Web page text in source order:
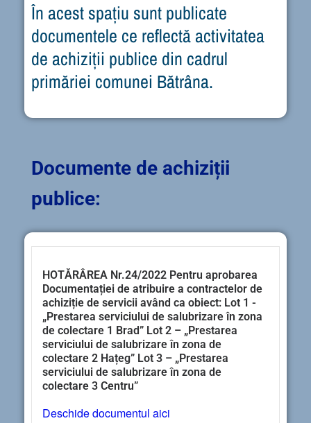
În acest spațiu sunt publicate
documentele ce reflectă activitatea
de achiziții publice din cadrul
primăriei comunei Bătrâna.
Documente de achiziții
publice:
HOTĂRÂREA Nr.24/2022 Pentru aprobarea
Documentației de atribuire a contractelor de
achiziție de servicii având ca obiect: Lot 1 -
„Prestarea serviciului de salubrizare în zona
de colectare 1 Brad” Lot 2 – „Prestarea
serviciului de salubrizare în zona de
colectare 2 Hațeg” Lot 3 – „Prestarea
serviciului de salubrizare în zona de
colectare 3 Centru”
Deschide documentul aici